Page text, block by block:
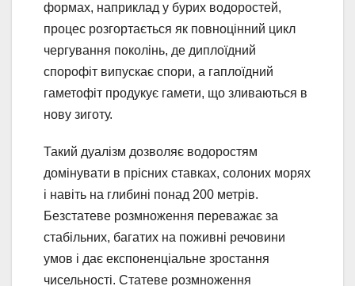
формах, наприклад у бурих водоростей,
процес розгортається як повноцінний цикл
чергування поколінь, де диплоїдний
спорофіт випускає спори, а гаплоїдний
гаметофіт продукує гамети, що зливаються в
нову зиготу.
Такий дуалізм дозволяє водоростям
домінувати в прісних ставках, солоних морях
і навіть на глибині понад 200 метрів.
Безстатеве розмноження переважає за
стабільних, багатих на поживні речовини
умов і дає експоненціальне зростання
чисельності. Статеве розмноження